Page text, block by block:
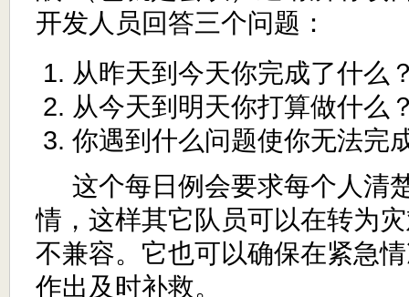
开发人员回答三个问题：
从昨天到今天你完成了什么
从今天到明天你打算做什么
你遇到什么问题使你无法完
这个每日例会要求每个人清
情，这样其它队员可以在转为
不兼容。它也可以确保在紧急
作出及时补救。